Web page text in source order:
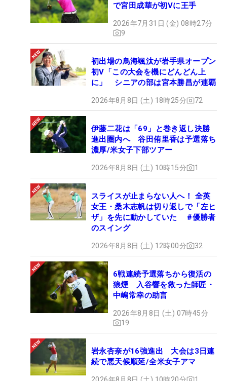
で宮田成華が初Vに王手
2026年7月31日 (金) 08時27分
9
初出場の鳥海颯汰が岩手県オープン
初V「この大会を機にどんどん上
に」 シニアの部は宮本勝昌が連覇
2026年8月8日 (土) 18時25分 72
伊藤二花は「69」と巻き返し決勝
進出圏内へ 谷田侑里香は予選落ち
濃厚/米女子下部ツアー
2026年8月8日 (土) 10時15分 1
スライスが止まらない人へ！ 全英
女王・桑木志帆は切り返しで「左ヒ
ザ」を先に動かしていた #優勝者
のスイング
2026年8月8日 (土) 12時00分 32
6戦連続予選落ちから復活の
狼煙 入谷響を救った師匠・
中嶋常幸の助言
2026年8月8日 (土) 07時45分
19
岩永杏奈が16強進出 大会は3日連
続で悪天候順延/全米女子アマ
2026年8月8日 (土) 10時20分 1